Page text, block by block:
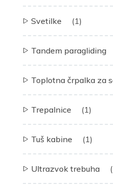
Svetilke (1)
Tandem paragliding
Toplotna črpalka za
Trepalnice (1)
Tuš kabine (1)
Ultrazvok trebuha